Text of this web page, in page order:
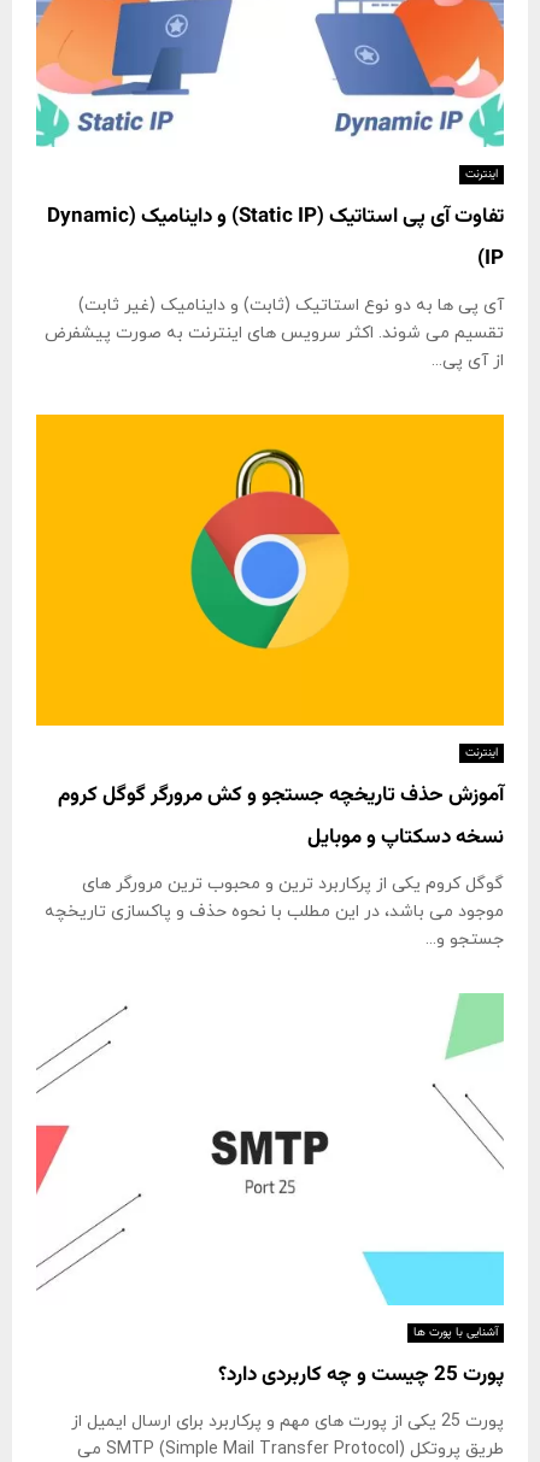
اینترنت
تفاوت آی پی استاتیک (Static IP) و داینامیک (Dynamic
IP)
آی پی ها به دو نوع استاتیک (ثابت) و داینامیک (غیر ثابت)
تقسیم می شوند. اکثر سرویس های اینترنت به صورت پیشفرض
از آی پی...
اینترنت
آموزش حذف تاریخچه جستجو و کش مرورگر گوگل کروم
نسخه دسکتاپ و موبایل
گوگل کروم یکی از پرکاربرد ترین و محبوب ترین مرورگر های
موجود می باشد، در این مطلب با نحوه حذف و پاکسازی تاریخچه
جستجو و...
آشنایی با پورت ها
پورت 25 چیست و چه کاربردی دارد؟
پورت 25 یکی از پورت های مهم و پرکاربرد برای ارسال ایمیل از
طریق پروتکل SMTP (Simple Mail Transfer Protocol) می